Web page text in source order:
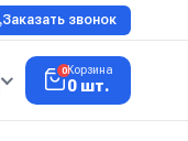
Заказать звонок
0Корзина
0 шт.